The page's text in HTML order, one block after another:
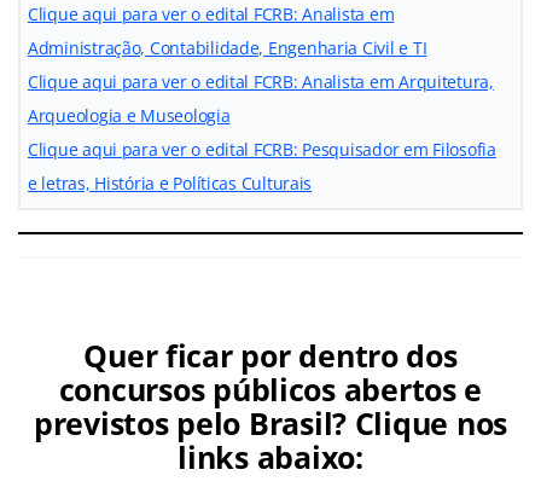
Clique aqui para ver o edital FCRB: Analista em
Administração, Contabilidade, Engenharia Civil e TI
Clique aqui para ver o edital FCRB: Analista em Arquitetura,
Arqueologia e Museologia
Clique aqui para ver o edital FCRB: Pesquisador em Filosofia
e letras, História e Políticas Culturais
Quer ficar por dentro dos
concursos públicos abertos e
previstos pelo Brasil? Clique nos
links abaixo: